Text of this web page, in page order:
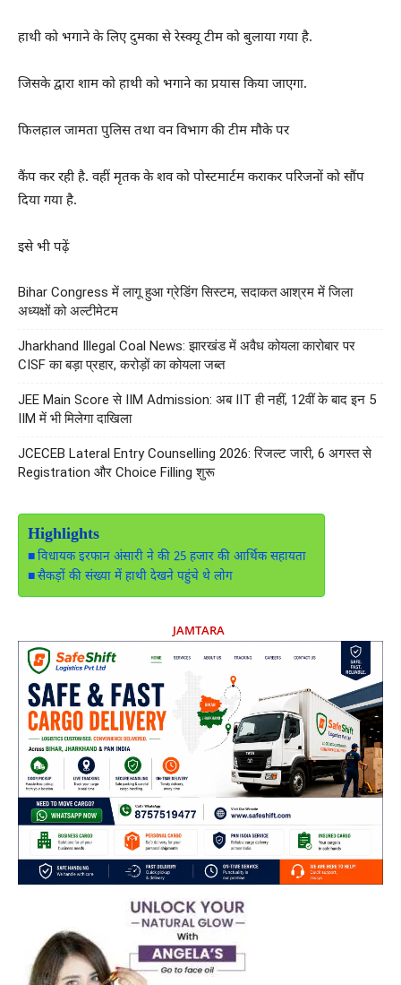
हाथी को भगाने के लिए दुमका से रेस्क्यू टीम को बुलाया गया है.
जिसके द्वारा शाम को हाथी को भगाने का प्रयास किया जाएगा.
फिलहाल जामता पुलिस तथा वन विभाग की टीम मौके पर
कैंप कर रही है. वहीं मृतक के शव को पोस्टमार्टम कराकर परिजनों को सौंप
दिया गया है.
इसे भी पढ़ें
Bihar Congress में लागू हुआ ग्रेडिंग सिस्टम, सदाकत आश्रम में जिला
अध्यक्षों को अल्टीमेटम
Jharkhand Illegal Coal News: झारखंड में अवैध कोयला कारोबार पर
CISF का बड़ा प्रहार, करोड़ों का कोयला जब्त
JEE Main Score से IIM Admission: अब IIT ही नहीं, 12वीं के बाद इन 5
IIM में भी मिलेगा दाखिला
JCECEB Lateral Entry Counselling 2026: रिजल्ट जारी, 6 अगस्त से
Registration और Choice Filling शुरू
Highlights
विधायक इरफान अंसारी ने की 25 हजार की आर्थिक सहायता
सैकड़ों की संख्या में हाथी देखने पहुंचे थे लोग
JAMTARA